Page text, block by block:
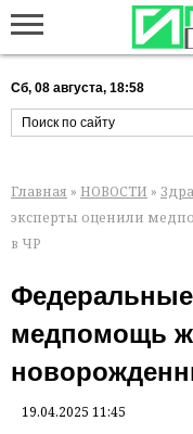
Сб, 08 августа, 18:58
Главная » НОВОСТИ »
эксперты оценили
в ЧР
медпомощь
19.04.2025 11:45